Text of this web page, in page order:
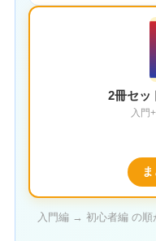
2冊セッ
入門
入門編 → 初心者編 の順